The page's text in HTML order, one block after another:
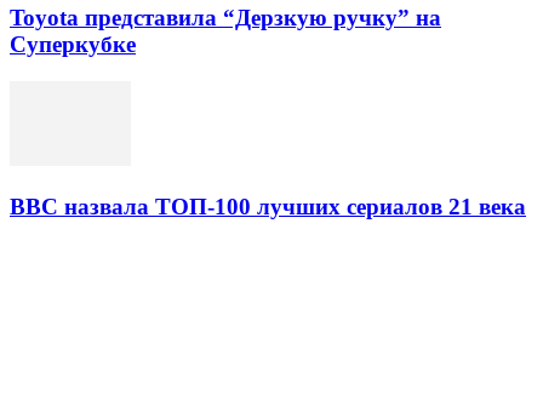
Toyota представила “Дерзкую ручку” на
Суперкубке
BBC назвала ТОП-100 лучших сериалов 21 века